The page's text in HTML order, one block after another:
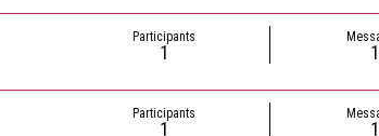
Participants
1 1
Participants
1 1